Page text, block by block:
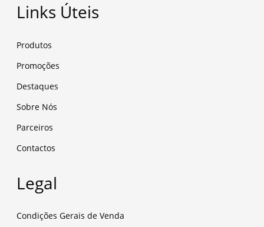
Links Úteis
Produtos
Promoções
Destaques
Sobre Nós
Parceiros
Contactos
Legal
Condições Gerais de Venda